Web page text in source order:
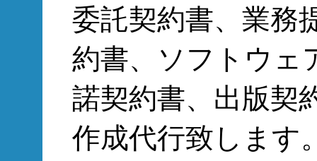
委託契約書、業務
約書、ソフトウェ
諾契約書、出版契
作成代行致します